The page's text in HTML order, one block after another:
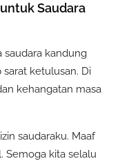
Saudara
saudara kandung
ketulusan. Di
kehangatan masa
saudaraku. Maaf
Semoga kita selalu